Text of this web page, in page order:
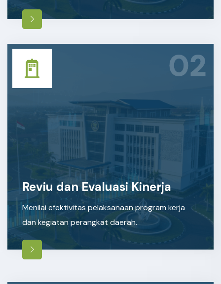
independen.
02
Reviu dan Evaluasi Kinerja
Menilai efektivitas pelaksanaan program kerja
dan kegiatan perangkat daerah.